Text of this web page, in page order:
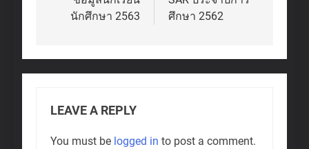
นักศึกษา 2563
ศึกษา 2562
LEAVE A REPLY
You must be logged in to post a comment.